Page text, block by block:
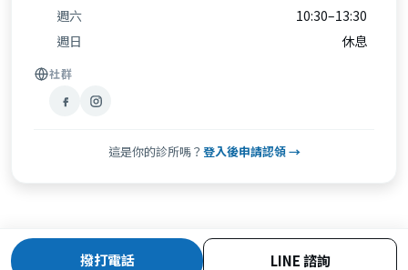
週六
10:30–13:30
週日
休息
社群
這是你的診所嗎？ 登入後申請認領 →
撥打電話 LINE 諮詢